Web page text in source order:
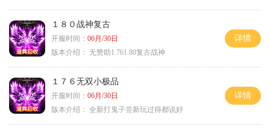
１８０战神复古
开服时间： 06月/30日
版本介绍： 无赞助1.761.80复古战神
详情
１７６无双小极品
开服时间： 06月/30日
版本介绍： 全新打鬼子尝新玩过得都说好
详情